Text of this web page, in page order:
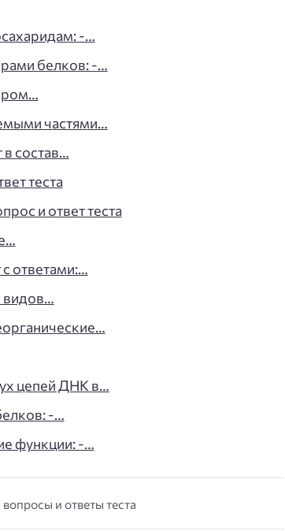
-…
белков: -…
частями…
состав…
теста
и ответ теста
ответами:…
видов…
цепей ДНК в…
-…
функции: -…
и ответы теста